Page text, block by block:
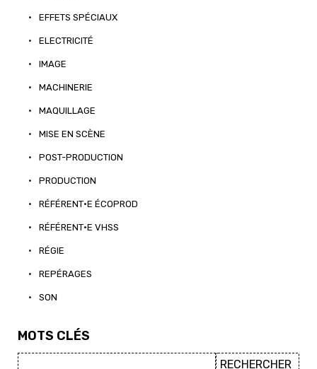
• EFFETS SPÉCIAUX
• ELECTRICITÉ
• IMAGE
• MACHINERIE
• MAQUILLAGE
• MISE EN SCÈNE
• POST-PRODUCTION
• PRODUCTION
• RÉFÉRENT·E ÉCOPROD
• RÉFÉRENT·E VHSS
• RÉGIE
• REPÉRAGES
• SON
MOTS CLÉS